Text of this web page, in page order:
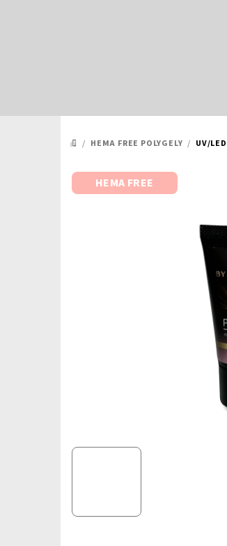
DOMŮ
/ HEMA FREE POLYGELY / UV/
HEMA FREE